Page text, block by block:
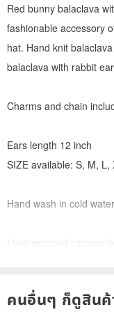
Red bunny balaclava
fashionable accessory
hat. Hand knit
balaclava with rabbit
Charms and chain
Ears length 12 inch
SIZE available: S, M, L,
Hand wash in cold
I use recycled cartoon
TAXES ARE NOT
คนอื่นๆ ก็ดูสินค้